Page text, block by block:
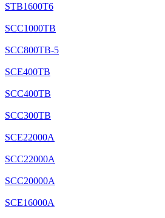
STB1600T6
SCC1000TB
SCC800TB-5
SCE400TB
SCC400TB
SCC300TB
SCE22000A
SCC22000A
SCC20000A
SCE16000A